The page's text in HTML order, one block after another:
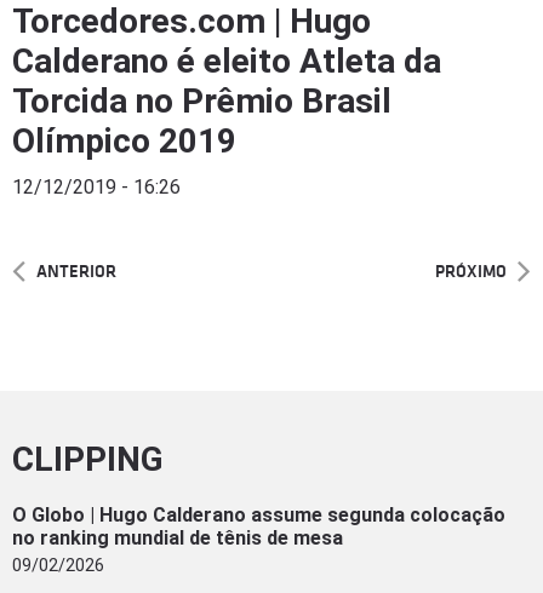
Torcedores.com | Hugo
Calderano é eleito Atleta da
Torcida no Prêmio Brasil
Olímpico 2019
12/12/2019 - 16:26
ANTERIOR PRÓXIMO
CLIPPING
O Globo | Hugo Calderano assume segunda colocação
no ranking mundial de tênis de mesa
09/02/2026